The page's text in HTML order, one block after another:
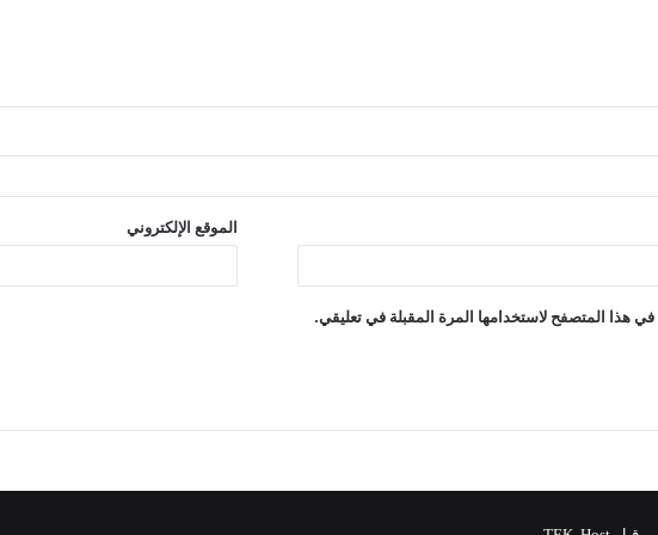
الموقع الإلكتروني
هذا المتصفح لاستخدامها المرة المقبلة في تعليقي.